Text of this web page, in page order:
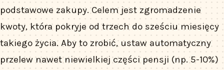
podstawowe zakupy. Celem jest zgromadzenie
kwoty, która pokryje od trzech do sześciu miesięcy
takiego życia. Aby to zrobić, ustaw automatyczny
przelew nawet niewielkiej części pensji (np. 5-10%)